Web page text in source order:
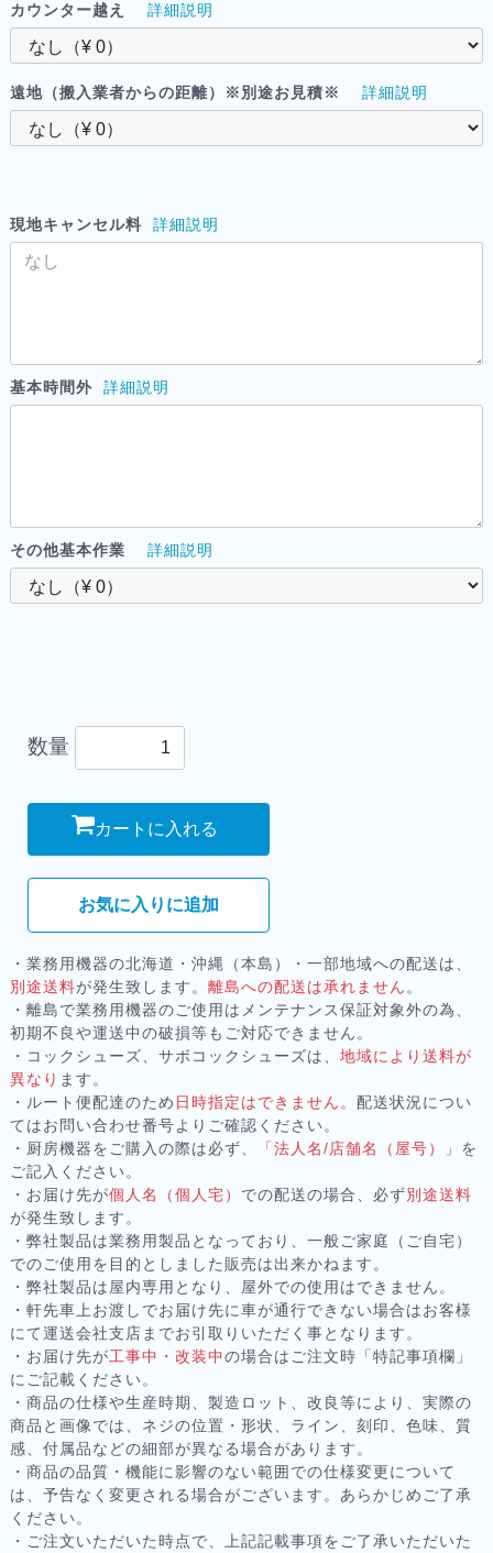
カウンター越え 詳細説明
遠地（搬入業者からの距離）※別途お見積※ 詳細説明
現地キャンセル料 詳細説明
基本時間外 詳細説明
その他基本作業 詳細説明
数量
カートに入れる
お気に入りに追加
・業務用機器の北海道・沖縄（本島）・一部地域への配送は、
別途送料が発生致します。 離島への配送は承れません 。
・離島で業務用機器のご使用はメンテナンス保証対象外の為、
初期不良や運送中の破損等もご対応できません。
・コックシューズ、サボコックシューズは、 地域により送料が
異なり ます。
・ルート便配達のため 日時指定はできません。 配送状況につい
てはお問い合わせ番号よりご確認ください。
・厨房機器をご購入の際は必ず、
「法人名/店舗名（屋号）」 を
ご記入ください。
・お届け先が個人名（個人宅） での配送の場合、必ず別途送料
が発生致します。
・弊社製品は業務用製品となっており、一般ご家庭（ご自宅）
でのご使用を目的としました販売は出来かねます。
・弊社製品は屋内専用となり、屋外での使用はできません。
・軒先車上お渡しでお届け先に車が通行できない場合はお客様
にて運送会社支店までお引取りいただく事となります。
・お届け先が工事中・改装中の場合はご注文時「特記事項欄」
にご記載ください。
・商品の仕様や生産時期、製造ロット、改良等により、実際の
商品と画像では、ネジの位置・形状、ライン、刻印、色味、質
感、付属品などの細部が異なる場合があります。
・商品の品質・機能に影響のない範囲での仕様変更について
は、予告なく変更される場合がございます。あらかじめご了承
ください。
・ご注文いただいた時点で、上記記載事項をご了承いただいた